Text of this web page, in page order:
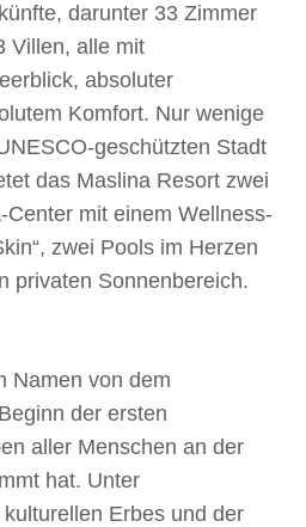
darunter 33 Zimmer
Villen, alle mit
absoluter
Komfort. Nur wenige
geschützten Stadt
das Maslina Resort zwei
Center mit einem Wellness-
zwei Pools im Herzen
privaten Sonnenbereich.
Namen von dem
der ersten
aller Menschen an der
hat. Unter
Erbes und der